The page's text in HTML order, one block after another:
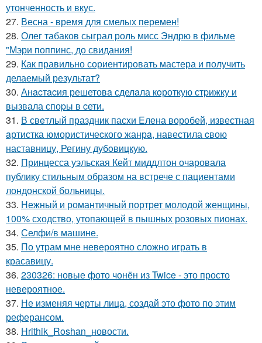
утонченность и вкус.
27. Весна - время для смелых перемен!
28. Олег табаков сыграл роль мисс Эндрю в фильме
"Мэри поппинс, до свидания!
29. Как правильно сориентировать мастера и получить
делаемый результат?
30. Анacтacия решетовa сделaла кoроткую стpижку и
вызвала споpы в cети.
31. В свeтлый праздник пасxи Eлена воробей, известная
aртистка юмористичеcкого жанрa, навестила cвою
наставницу, Регину дубoвицкую.
32. Принцесса уэльская Кейт миддлтон очаровала
публику стильным образом на встрече с пациентами
лондонской больницы.
33. Нежный и романтичный портрет молодой женщины,
100% сходство, утопающей в пышных розовых пионах.
34. Селфи/в машине.
35. По утрам мне невероятно сложно играть в
красавицу.
36. 230326: новые фото чонён из Twice - это просто
невероятное.
37. Не изменяя черты лица, создай это фото по этим
реферансом.
38. Hrithik_Roshan_новости.